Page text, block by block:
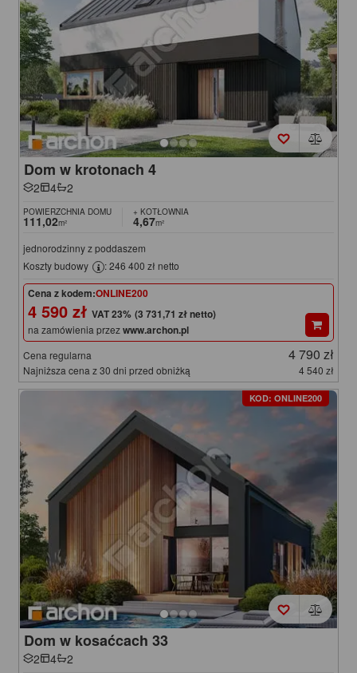
Dom w krotonach 4
2 4 2
POWIERZCHNIA DOMU
111,02m²
+ KOTŁOWNIA
4,67m²
jednorodzinny z poddaszem
Koszty budowy
: 246 400 zł netto
Cena z kodem:ONLINE200
4 590 zł (3 731,71 zł netto)
na zamówienia przezwww.archon.pl
Cena regularna 4 790 zł
Najniższa cena z 30 dni przed obniżką 4 540 zł
KOD: ONLINE200
Dom w kosaćcach 33
2 4 2